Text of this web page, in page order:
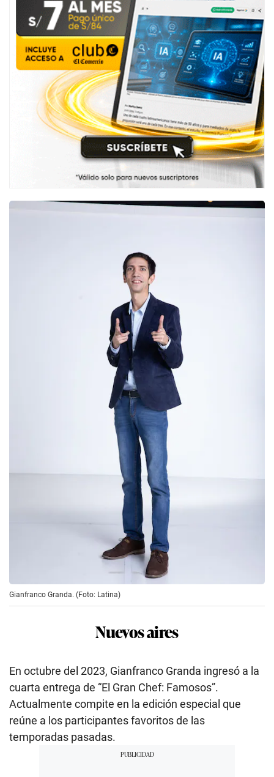
Gianfranco Granda. (Foto: Latina)
Nuevos aires
En octubre del 2023, Gianfranco Granda ingresó a la
cuarta entrega de “El Gran Chef: Famosos”.
Actualmente compite en la edición especial que
reúne a los participantes favoritos de las
temporadas pasadas.